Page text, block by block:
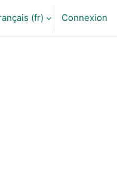
la saisie de
‎(fr)‎ Connexion